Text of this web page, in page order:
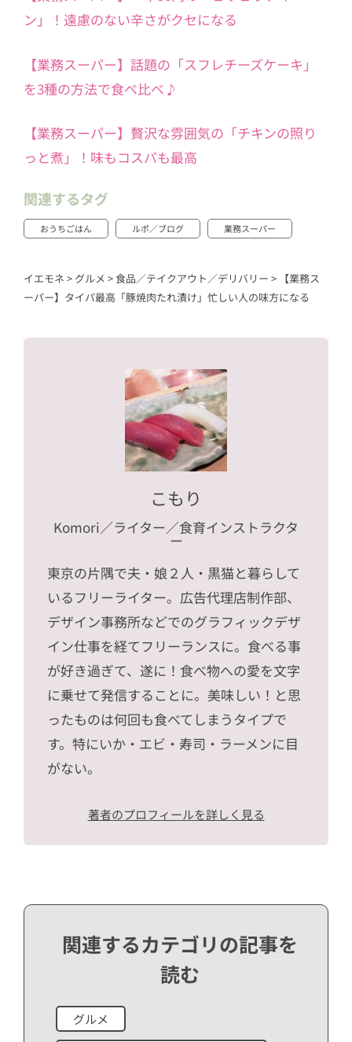
ン」！遠慮のない辛さがクセになる
【業務スーパー】話題の「スフレチーズケーキ」
を3種の方法で食べ比べ♪
【業務スーパー】贅沢な雰囲気の「チキンの照り
っと煮」！味もコスパも最高
関連するタグ
おうちごはん ルポ／ブログ 業務スーパー
イエモネ > グルメ >食品／テイクアウト／デリバリー > 【業務ス
ーパー】タイパ最高「豚焼肉たれ漬け」忙しい人の味方になる
こもり
Komori／ライター／食育インストラクタ
ー
東京の片隅で夫・娘２人・黒猫と暮らして
いるフリーライター。広告代理店制作部、
デザイン事務所などでのグラフィックデザ
イン仕事を経てフリーランスに。食べる事
が好き過ぎて、遂に！食べ物への愛を文字
に乗せて発信することに。美味しい！と思
ったものは何回も食べてしまうタイプで
す。特にいか・エビ・寿司・ラーメンに目
がない。
著者のプロフィールを詳しく見る
関連するカテゴリの記事を
読む
グルメ